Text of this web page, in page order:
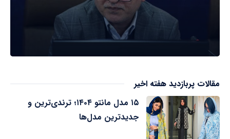
مقالات پربازدید هفته اخیر
۱۵ مدل مانتو ۱۴۰۴؛ ترندی‌ترین و
جدیدترین مدل‌ها